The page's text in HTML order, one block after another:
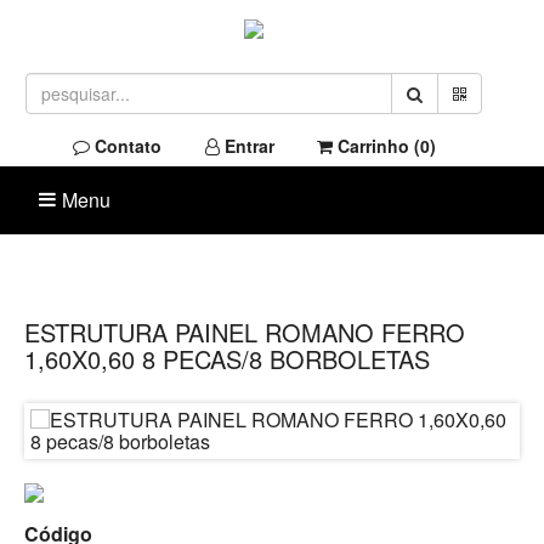
Contato Entrar Carrinho (0)
Menu
ESTRUTURA PAINEL ROMANO FERRO
1,60X0,60 8 PECAS/8 BORBOLETAS
Código